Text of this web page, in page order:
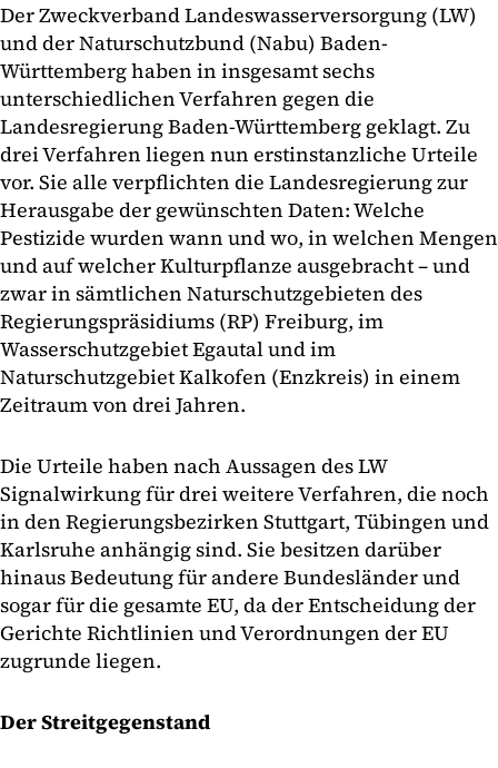
Der Zweckverband Landeswasserversorgung (LW)
und der Naturschutzbund (Nabu) Baden-
Württemberg haben in insgesamt sechs
unterschiedlichen Verfahren gegen die
Landesregierung Baden-Württemberg geklagt. Zu
drei Verfahren liegen nun erstinstanzliche Urteile
vor. Sie alle verpflichten die Landesregierung zur
Herausgabe der gewünschten Daten: Welche
Pestizide wurden wann und wo, in welchen Mengen
und auf welcher Kulturpflanze ausgebracht – und
zwar in sämtlichen Naturschutzgebieten des
Regierungspräsidiums (RP) Freiburg, im
Wasserschutzgebiet Egautal und im
Naturschutzgebiet Kalkofen (Enzkreis) in einem
Zeitraum von drei Jahren.
Die Urteile haben nach Aussagen des LW
Signalwirkung für drei weitere Verfahren, die noch
in den Regierungsbezirken Stuttgart, Tübingen und
Karlsruhe anhängig sind. Sie besitzen darüber
hinaus Bedeutung für andere Bundesländer und
sogar für die gesamte EU, da der Entscheidung der
Gerichte Richtlinien und Verordnungen der EU
zugrunde liegen.
Der Streitgegenstand